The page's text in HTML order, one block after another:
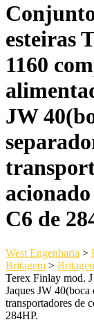
esteiras
1160
JW
C6 de
West Engenharia >
Britagem >
Terex Finlay mod.
Jaques JW
transportadores de
284HP.